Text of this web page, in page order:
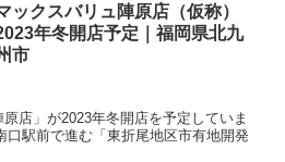
ックスバリュ陣原店（仮称）
年冬開店予定｜福岡県北九
市
原店」が2023年冬開店を予定していま
口駅前で進む「東折尾地区市有地開発